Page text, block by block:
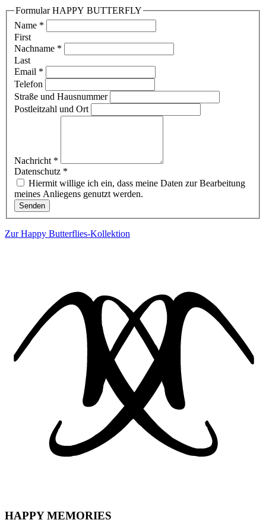
Formular HAPPY BUTTERFLY
Name *
First
Nachname *
Last
Email *
Telefon
Straße und Hausnummer
Postleitzahl und Ort
Nachricht *
Datenschutz *
Hiermit willige ich ein, dass meine Daten zur Bearbeitung
meines Anliegens genutzt werden.
Senden
Zur Happy Butterflies-Kollektion
HAPPY MEMORIES